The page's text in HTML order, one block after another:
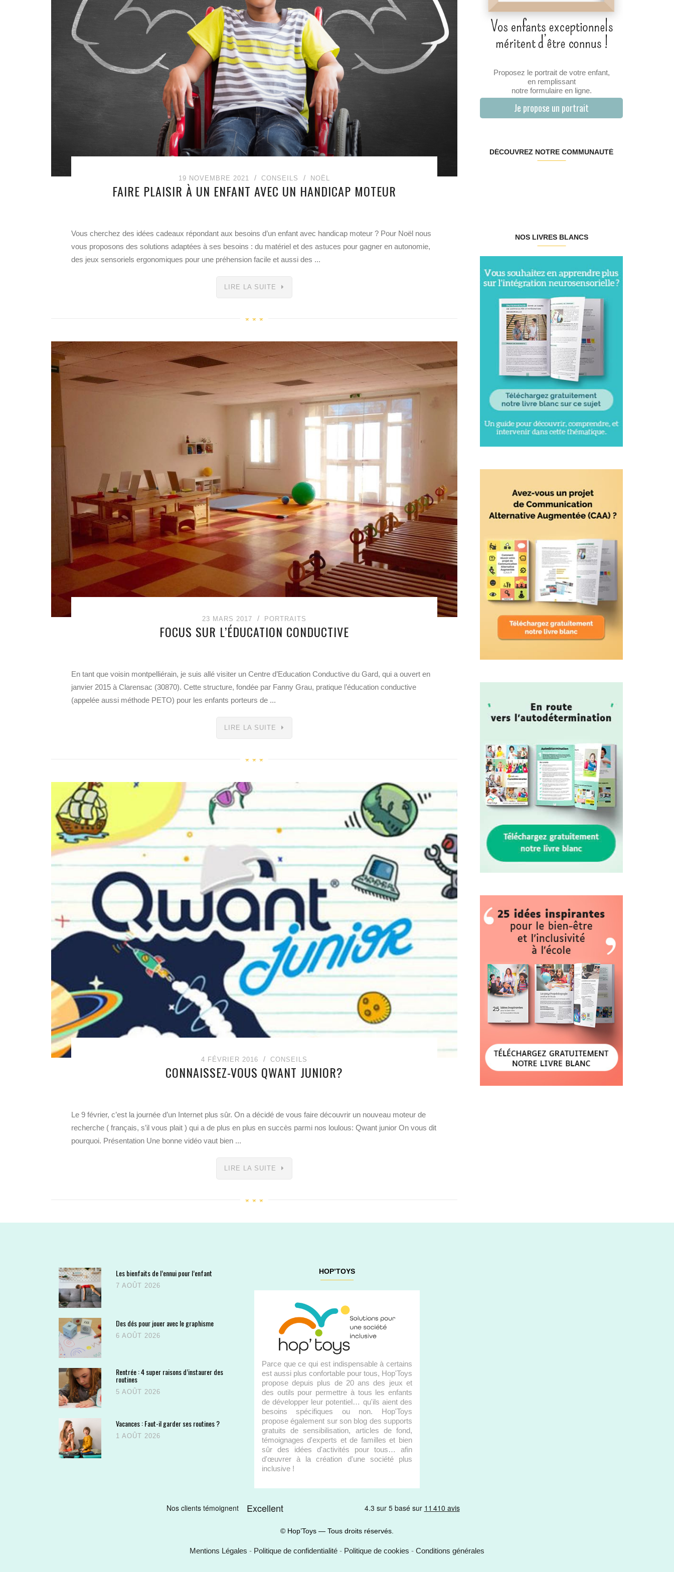
19 NOVEMBRE 2021 CONSEILS NOËL
FAIRE PLAISIR À UN ENFANT AVEC UN HANDICAP MOTEUR
Vous cherchez des idées cadeaux répondant aux besoins d’un enfant avec handicap moteur ? Pour Noël nous
vous proposons des solutions adaptées à ses besoins : du matériel et des astuces pour gagner en autonomie,
des jeux sensoriels ergonomiques pour une préhension facile et aussi des ...
LIRE LA SUITE
23 MARS 2017 PORTRAITS
FOCUS SUR L’ÉDUCATION CONDUCTIVE
En tant que voisin montpelliérain, je suis allé visiter un Centre d’Education Conductive du Gard, qui a ouvert en
janvier 2015 à Clarensac (30870). Cette structure, fondée par Fanny Grau, pratique l’éducation conductive
(appelée aussi méthode PETO) pour les enfants porteurs de ...
LIRE LA SUITE
4 FÉVRIER 2016 CONSEILS
CONNAISSEZ-VOUS QWANT JUNIOR?
Le 9 février, c’est la journée d’un Internet plus sûr. On a décidé de vous faire découvrir un nouveau moteur de
recherche ( français, s’il vous plait ) qui a de plus en plus en succès parmi nos loulous: Qwant junior On vous dit
pourquoi. Présentation Une bonne vidéo vaut bien ...
LIRE LA SUITE
Proposez le portrait de votre enfant,
en remplissant
notre formulaire en ligne.
Je propose un portrait
DÉCOUVREZ NOTRE COMMUNAUTÉ
NOS LIVRES BLANCS
Les bienfaits de l’ennui pour l’enfant
7 AOÛT 2026
Des dés pour jouer avec le graphisme
6 AOÛT 2026
Rentrée : 4 super raisons d’instaurer des
routines
5 AOÛT 2026
Vacances : Faut-il garder ses routines ?
1 AOÛT 2026
HOP’TOYS
Parce que ce qui est indispensable à certains
est aussi plus confortable pour tous, Hop'Toys
propose depuis plus de 20 ans des jeux et
des outils pour permettre à tous les enfants
de développer leur potentiel… qu'ils aient des
besoins spécifiques ou non. Hop'Toys
propose également sur son blog des supports
gratuits de sensibilisation, articles de fond,
témoignages d'experts et de familles et bien
sûr des idées d'activités pour tous… afin
d'œuvrer à la création d'une société plus
inclusive !
© Hop’Toys — Tous droits réservés.
Mentions Légales - Politique de confidentialité - Politique de cookies - Conditions générales